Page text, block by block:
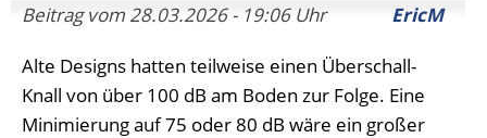
Beitrag vom 28.03.2026 - 19:06 Uhr EricM
Alte Designs hatten teilweise einen Überschall-
Knall von über 100 dB am Boden zur Folge. Eine
Minimierung auf 75 oder 80 dB wäre ein großer